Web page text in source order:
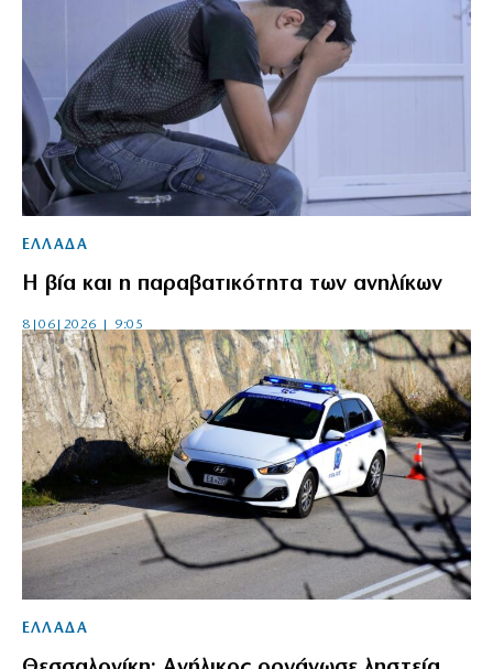
ΕΛΛΑΔΑ
Η βία και η παραβατικότητα των ανηλίκων
8|06|2026 | 9:05
ΕΛΛΑΔΑ